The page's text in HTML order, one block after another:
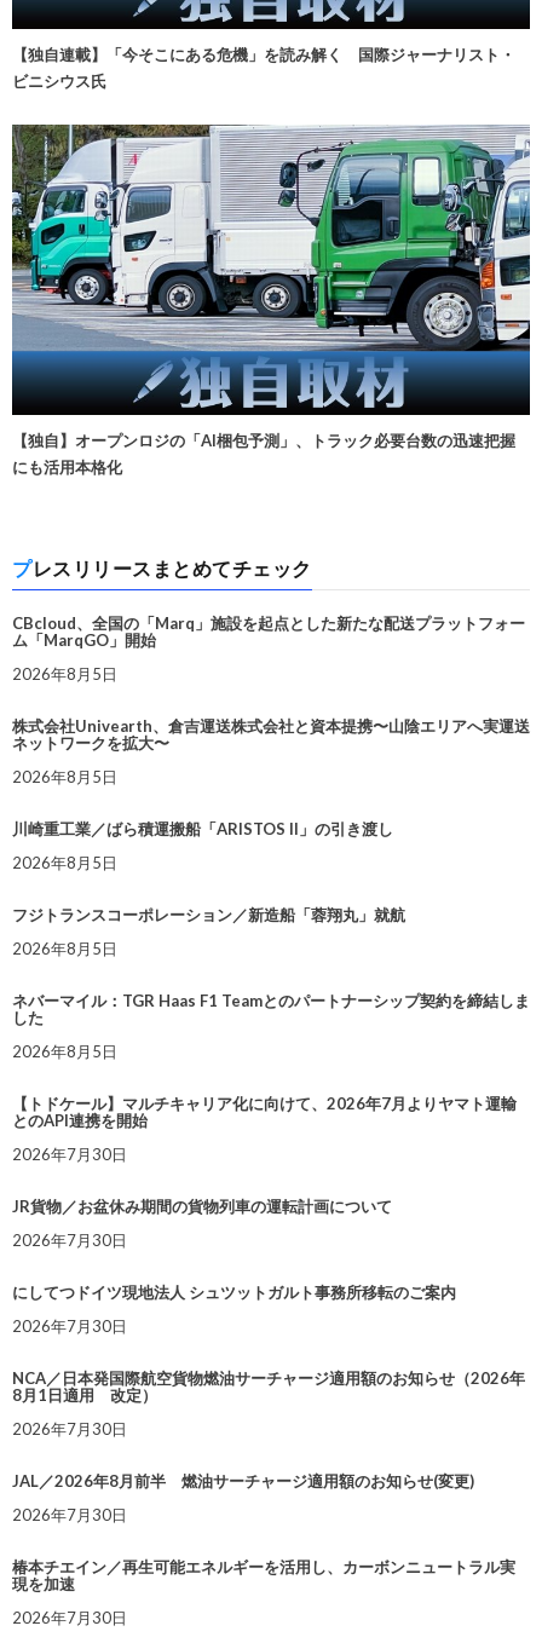
【独自連載】「今そこにある危機」を読み解く 国際ジャーナリスト・
ビニシウス氏
【独自】オープンロジの「AI梱包予測」、トラック必要台数の迅速把握
にも活用本格化
プレスリリースまとめてチェック
CBcloud、全国の「Marq」施設を起点とした新たな配送プラットフォー
ム「MarqGO」開始
2026年8月5日
株式会社Univearth、倉吉運送株式会社と資本提携〜山陰エリアへ実運送
ネットワークを拡大〜
2026年8月5日
川崎重工業／ばら積運搬船「ARISTOS II」の引き渡し
2026年8月5日
フジトランスコーポレーション／新造船「蓉翔丸」就航
2026年8月5日
ネバーマイル：TGR Haas F1 Teamとのパートナーシップ契約を締結しま
した
2026年8月5日
【トドケール】マルチキャリア化に向けて、2026年7月よりヤマト運輸
とのAPI連携を開始
2026年7月30日
JR貨物／お盆休み期間の貨物列車の運転計画について
2026年7月30日
にしてつドイツ現地法人 シュツットガルト事務所移転のご案内
2026年7月30日
NCA／日本発国際航空貨物燃油サーチャージ適用額のお知らせ（2026年
8月1日適用 改定）
2026年7月30日
JAL／2026年8月前半 燃油サーチャージ適用額のお知らせ(変更)
2026年7月30日
椿本チエイン／再生可能エネルギーを活用し、カーボンニュートラル実
現を加速
2026年7月30日